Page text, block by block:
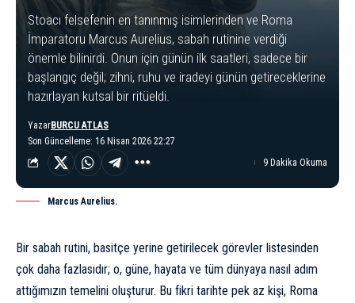
Stoacı felsefenin en tanınmış isimlerinden ve Roma
İmparatoru Marcus Aurelius, sabah rutinine verdiği
önemle bilinirdi. Onun için günün ilk saatleri, sadece bir
başlangıç değil; zihni, ruhu ve iradeyi günün getireceklerine
hazırlayan kutsal bir ritüeldi.
Son Güncelleme: 16 Nisan 2026 22:27
YazarBURCU ATLAS
9 Dakika Okuma
Marcus Aurelius.
Bir sabah rutini, basitçe yerine getirilecek görevler listesinden
çok daha fazlasıdır; o, güne, hayata ve tüm dünyaya nasıl adım
attığımızın temelini oluşturur. Bu fikri tarihte pek az kişi, Roma